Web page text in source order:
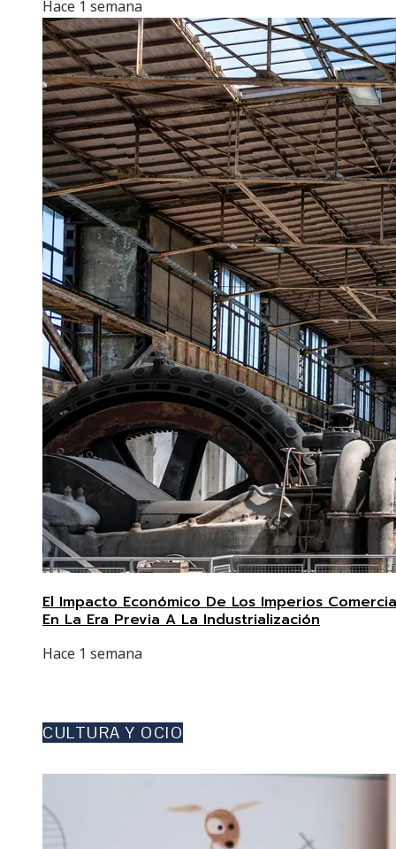
Hace 1 semana
El Impacto Económico De Los Imperios
En La Era Previa A La Industrialización
Hace 1 semana
CULTURA Y OCIO